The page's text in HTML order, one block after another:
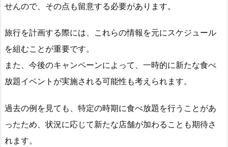
せんので、その点も留意する必要があります。
旅行を計画する際には、これらの情報を元にスケジュール
を組むことが重要です。
また、今後のキャンペーンによって、一時的に新たな食べ
放題イベントが実施される可能性も考えられます。
過去の例を見ても、特定の時期に食べ放題を行うことがあ
ったため、状況に応じて新たな店舗が加わることも期待さ
れます。